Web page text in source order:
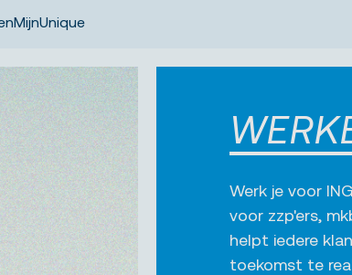
MijnUnique
Werk je voor
voor zzp'ers,
helpt iedere
toekomst te